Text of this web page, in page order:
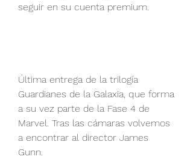
seguir en su cuenta premium.
Última entrega de la trilogía
Guardianes de la Galaxia, que forma
a su vez parte de la Fase 4 de
Marvel. Tras las cámaras volvemos
a encontrar al director James
Gunn.